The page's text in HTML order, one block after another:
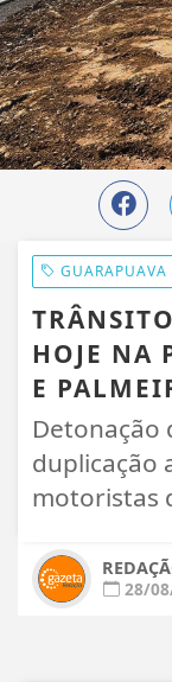
GUARAPUAVA
HOJE NA
E
Detonação
duplicação
motoristas
28/